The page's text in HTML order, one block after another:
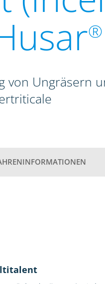
®
von Ungräsern